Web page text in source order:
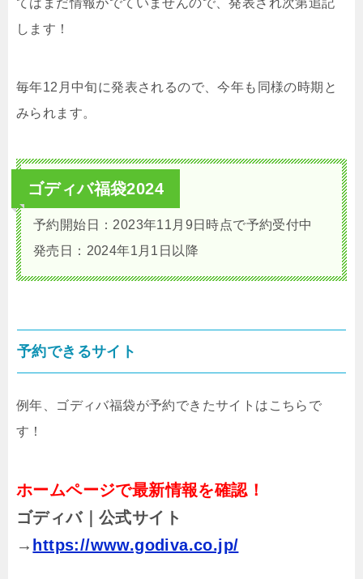
します！
毎年12月中旬に発表されるので、今年も同様の時期と
みられます。
ゴディバ福袋2024
予約開始日：2023年11月9日時点で予約受付中
発売日：2024年1月1日以降
予約できるサイト
例年、ゴディバ福袋が予約できたサイトはこちらで
す！
ホームページで最新情報を確認！
ゴディバ｜公式サイト
→ https://www.godiva.co.jp/